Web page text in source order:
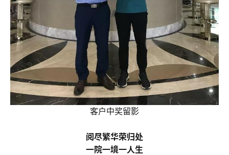
客户中奖留影
阅尽繁华荣归处
一院一境一人生